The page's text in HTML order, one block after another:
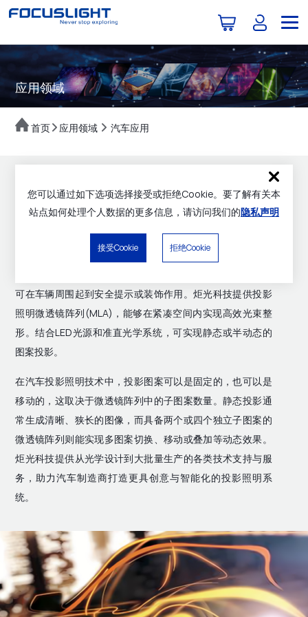
应用领域
首页 应用领域 汽车应用
车外投影照明
点击下载单页
投影照明技术可将定制设计的图案精准地投射到车辆外
可在车辆周围起到安全提示或装饰作用。炬光科技提供投影
照明微透镜阵列(MLA)，能够在紧凑空间内实现高效光束整
形。结合LED光源和准直光学系统，可实现静态或半动态的
图案投影。
在汽车投影照明技术中，投影图案可以是固定的，也可以是
移动的，这取决于微透镜阵列中的子图案数量。静态投影通
常生成清晰、狭长的图像，而具备两个或四个独立子图案的
微透镜阵列则能实现多图案切换、移动或叠加等动态效果。
炬光科技提供从光学设计到大批量生产的各类技术支持与服
务，助力汽车制造商打造更具创意与智能化的投影照明系
统。
您可以通过如下选项选择接受或拒绝Cookie。要了解有关本
站点如何处理个人数据的更多信息，请访问我们的隐私声明
接受Cookie 拒绝Cookie